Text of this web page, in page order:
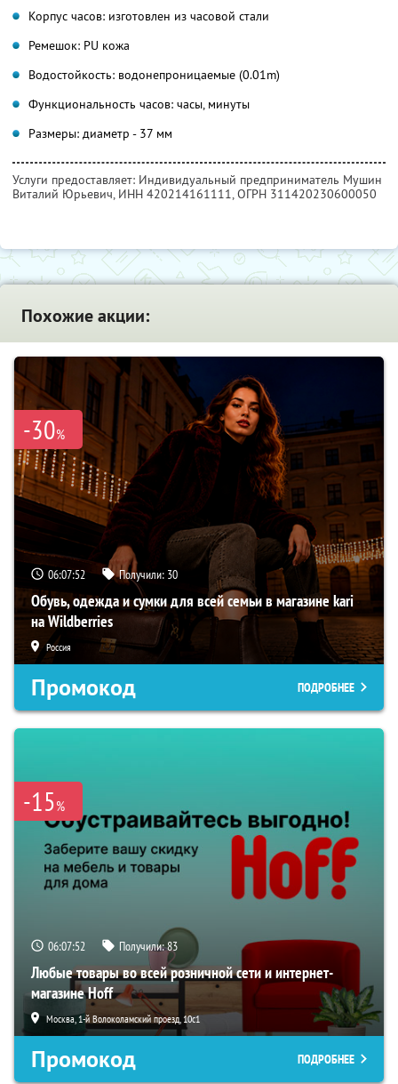
Корпус часов: изготовлен из часовой стали
Ремешок: PU кожа
Водостойкость: водонепроницаемые (0.01m)
Функциональность часов: часы, минуты
Размеры: диаметр - 37 мм
Услуги предоставляет: Индивидуальный предприниматель Мушин
Виталий Юрьевич, ИНН 420214161111, ОГРН 311420230600050
Похожие акции:
-30%
06:07:51 Получили: 30
Обувь, одежда и сумки для всей семьи в магазине kari
на Wildberries
Россия
Промокод ПОДРОБНЕЕ
-15%
06:07:51 Получили:83
Любые товары во всей розничной сети и интернет-
магазине Hoff
Москва, 1-й Волоколамский проезд, 10с1
Промокод ПОДРОБНЕЕ